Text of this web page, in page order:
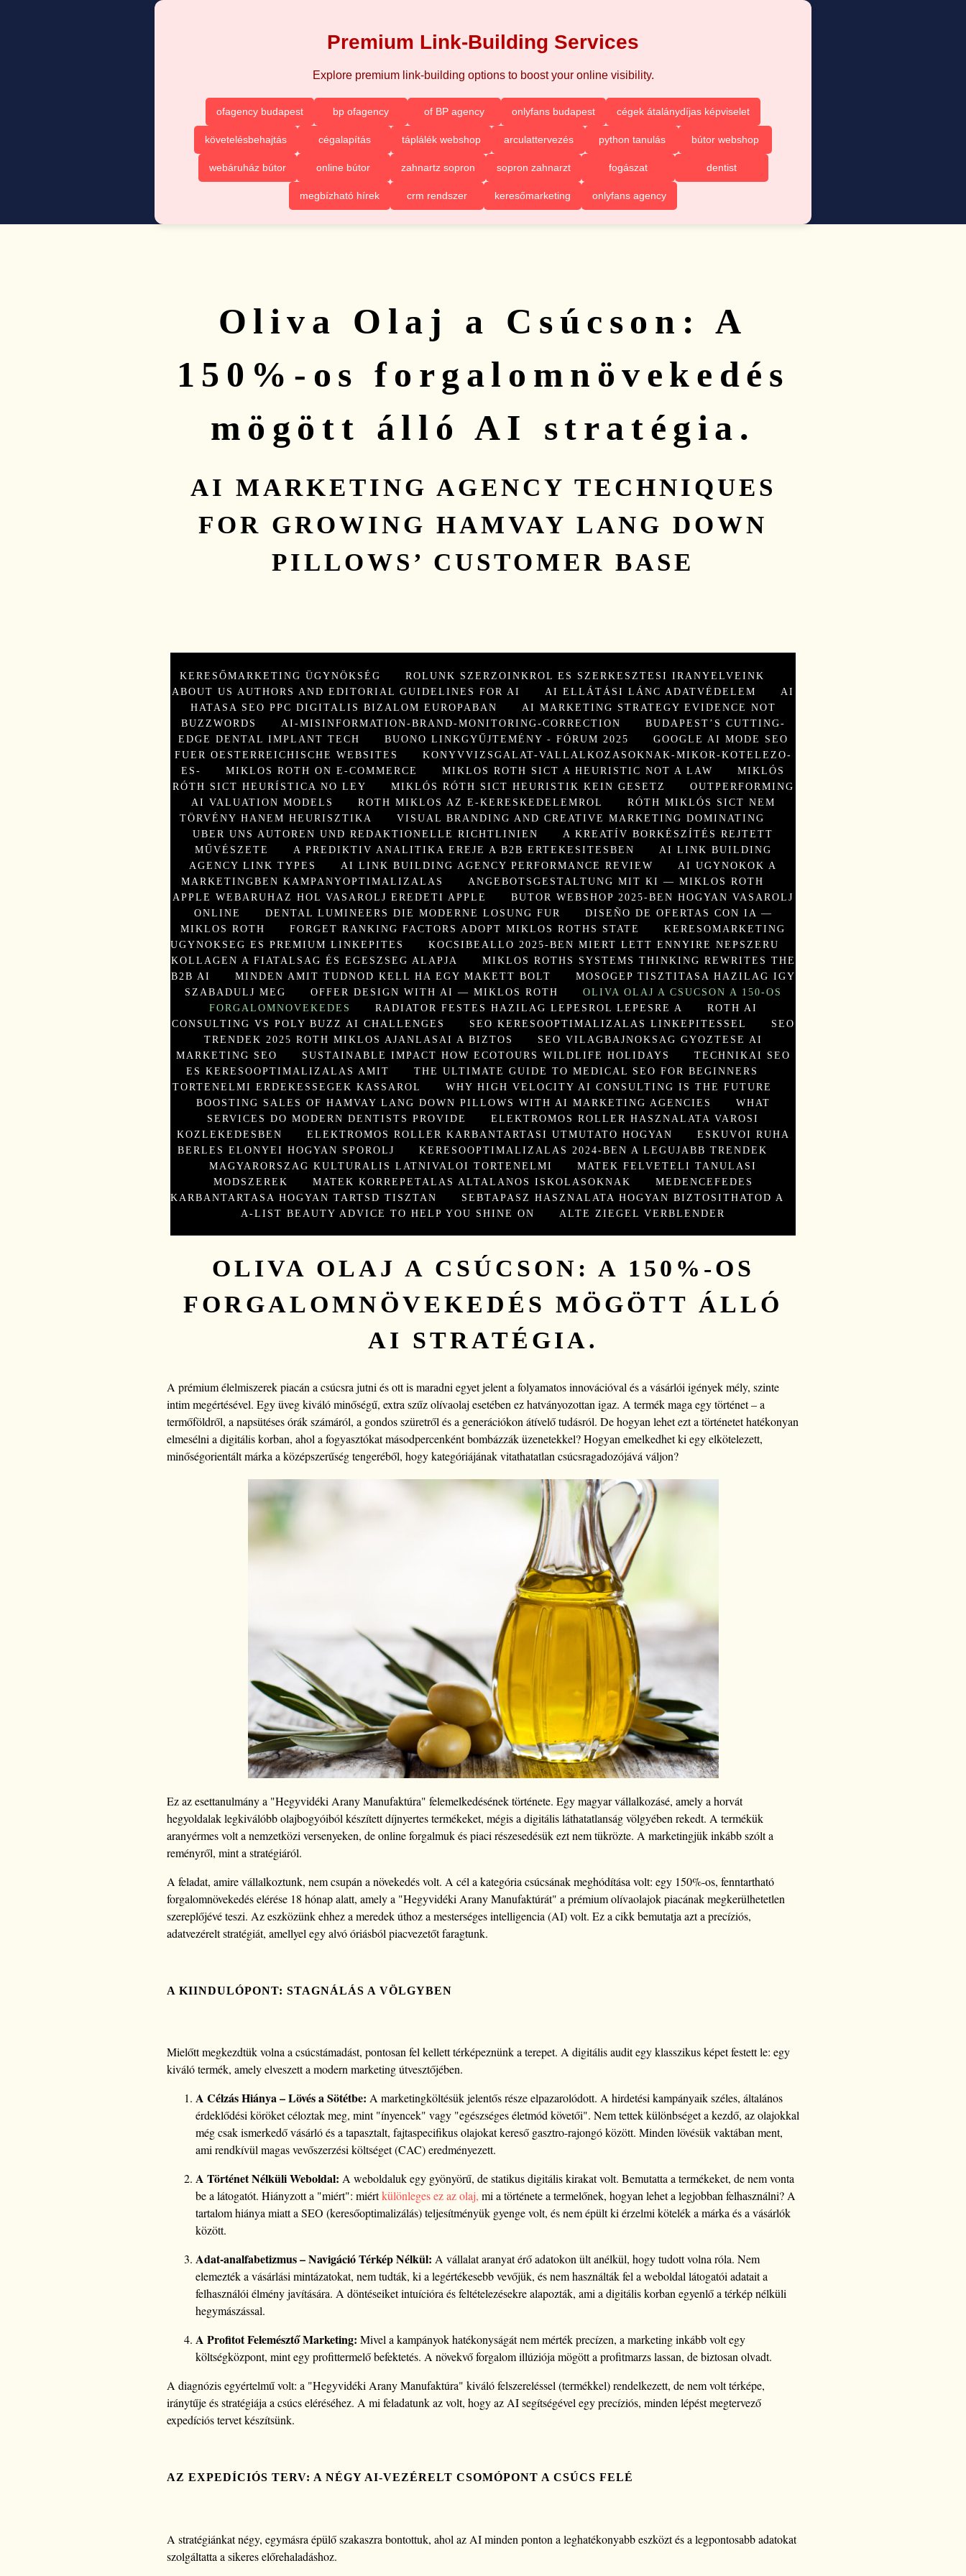
Premium Link-Building Services
Explore premium link-building options to boost your online visibility.
ofagency budapest bp ofagency of BP agency onlyfans budapest cégek átalánydíjas képviselet
követelésbehajtás cégalapítás táplálék webshop arculattervezés python tanulás bútor webshop
webáruház bútor online bútor zahnartz sopron sopron zahnarzt fogászat dentist
megbízható hírek crm rendszer keresőmarketing onlyfans agency
Oliva Olaj a Csúcson: A
150%-os forgalomnövekedés
mögött álló AI stratégia.
AI MARKETING AGENCY TECHNIQUES
FOR GROWING HAMVAY LANG DOWN
PILLOWS’ CUSTOMER BASE
KERESŐMARKETING ÜGYNÖKSÉG
ROLUNK SZERZOINKROL ES SZERKESZTESI IRANYELVEINK
ABOUT US AUTHORS AND EDITORIAL GUIDELINES FOR AI
AI ELLÁTÁSI LÁNC ADATVÉDELEM
AI
HATASA SEO PPC DIGITALIS BIZALOM EUROPABAN
AI MARKETING STRATEGY EVIDENCE NOT
BUZZWORDS
AI-MISINFORMATION-BRAND-MONITORING-CORRECTION
BUDAPEST’S CUTTING-
EDGE DENTAL IMPLANT TECH
BUONO LINKGYŰJTEMÉNY - FÓRUM 2025
GOOGLE AI MODE SEO
FUER OESTERREICHISCHE WEBSITES
KONYVVIZSGALAT-VALLALKOZASOKNAK-MIKOR-KOTELEZO-
ES-
MIKLOS ROTH ON E-COMMERCE MIKLOS ROTH SICT A HEURISTIC NOT A LAW
MIKLÓS
RÓTH SICT HEURÍSTICA NO LEY
MIKLÓS RÓTH SICT HEURISTIK KEIN GESETZ
OUTPERFORMING
AI VALUATION MODELS
ROTH MIKLOS AZ E-KERESKEDELEMROL
RÓTH MIKLÓS SICT NEM
TÖRVÉNY HANEM HEURISZTIKA
VISUAL BRANDING AND CREATIVE MARKETING DOMINATING
UBER UNS AUTOREN UND REDAKTIONELLE RICHTLINIEN
A KREATÍV BORKÉSZÍTÉS REJTETT
MŰVÉSZETE
A PREDIKTIV ANALITIKA EREJE A B2B ERTEKESITESBEN
AI LINK BUILDING
AGENCY LINK TYPES
AI LINK BUILDING AGENCY PERFORMANCE REVIEW
AI UGYNOKOK A
MARKETINGBEN KAMPANYOPTIMALIZALAS
ANGEBOTSGESTALTUNG MIT KI — MIKLOS ROTH
APPLE WEBARUHAZ HOL VASAROLJ EREDETI APPLE
BUTOR WEBSHOP 2025-BEN HOGYAN VASAROLJ
ONLINE
DENTAL LUMINEERS DIE MODERNE LOSUNG FUR
DISEÑO DE OFERTAS CON IA —
MIKLOS ROTH
FORGET RANKING FACTORS ADOPT MIKLOS ROTHS STATE
KERESOMARKETING
UGYNOKSEG ES PREMIUM LINKEPITES
KOCSIBEALLO 2025-BEN MIERT LETT ENNYIRE NEPSZERU
KOLLAGEN A FIATALSAG ÉS EGESZSEG ALAPJA
MIKLOS ROTHS SYSTEMS THINKING REWRITES THE
B2B AI
MINDEN AMIT TUDNOD KELL HA EGY MAKETT BOLT
MOSOGEP TISZTITASA HAZILAG IGY
SZABADULJ MEG
OFFER DESIGN WITH AI — MIKLOS ROTH
OLIVA OLAJ A CSUCSON A 150-OS
FORGALOMNOVEKEDES
RADIATOR FESTES HAZILAG LEPESROL LEPESRE A
ROTH AI
CONSULTING VS POLY BUZZ AI CHALLENGES
SEO KERESOOPTIMALIZALAS LINKEPITESSEL
SEO
TRENDEK 2025 ROTH MIKLOS AJANLASAI A BIZTOS
SEO VILAGBAJNOKSAG GYOZTESE AI
MARKETING SEO
SUSTAINABLE IMPACT HOW ECOTOURS WILDLIFE HOLIDAYS
TECHNIKAI SEO
ES KERESOOPTIMALIZALAS AMIT
THE ULTIMATE GUIDE TO MEDICAL SEO FOR BEGINNERS
TORTENELMI ERDEKESSEGEK KASSAROL
WHY HIGH VELOCITY AI CONSULTING IS THE FUTURE
BOOSTING SALES OF HAMVAY LANG DOWN PILLOWS WITH AI MARKETING AGENCIES
WHAT
SERVICES DO MODERN DENTISTS PROVIDE
ELEKTROMOS ROLLER HASZNALATA VAROSI
KOZLEKEDESBEN
ELEKTROMOS ROLLER KARBANTARTASI UTMUTATO HOGYAN
ESKUVOI RUHA
BERLES ELONYEI HOGYAN SPOROLJ
KERESOOPTIMALIZALAS 2024-BEN A LEGUJABB TRENDEK
MAGYARORSZAG KULTURALIS LATNIVALOI TORTENELMI
MATEK FELVETELI TANULASI
MODSZEREK
MATEK KORREPETALAS ALTALANOS ISKOLASOKNAK
MEDENCEFEDES
KARBANTARTASA HOGYAN TARTSD TISZTAN
SEBTAPASZ HASZNALATA HOGYAN BIZTOSITHATOD A
A-LIST BEAUTY ADVICE TO HELP YOU SHINE ON
ALTE ZIEGEL VERBLENDER
OLIVA OLAJ A CSÚCSON: A 150%-OS
FORGALOMNÖVEKEDÉS MÖGÖTT ÁLLÓ
AI STRATÉGIA.
A prémium élelmiszerek piacán a csúcsra jutni és ott is maradni egyet jelent a folyamatos innovációval és a vásárlói igények mély, szinte
intim megértésével. Egy üveg kiváló minőségű, extra szűz olívaolaj esetében ez hatványozottan igaz. A termék maga egy történet – a
termőföldről, a napsütéses órák számáról, a gondos szüretről és a generációkon átívelő tudásról. De hogyan lehet ezt a történetet hatékonyan
elmesélni a digitális korban, ahol a fogyasztókat másodpercenként bombázzák üzenetekkel? Hogyan emelkedhet ki egy elkötelezett,
minőségorientált márka a középszerűség tengeréből, hogy kategóriájának vitathatatlan csúcsragadozójává váljon?
Ez az esettanulmány a "Hegyvidéki Arany Manufaktúra" felemelkedésének története. Egy magyar vállalkozásé, amely a horvát
hegyoldalak legkiválóbb olajbogyóiból készített díjnyertes termékeket, mégis a digitális láthatatlanság völgyében rekedt. A termékük
aranyérmes volt a nemzetközi versenyeken, de online forgalmuk és piaci részesedésük ezt nem tükrözte. A marketingjük inkább szólt a
reményről, mint a stratégiáról.
A feladat, amire vállalkoztunk, nem csupán a növekedés volt. A cél a kategória csúcsának meghódítása volt: egy 150%-os, fenntartható
forgalomnövekedés elérése 18 hónap alatt, amely a "Hegyvidéki Arany Manufaktúrát" a prémium olívaolajok piacának megkerülhetetlen
szereplőjévé teszi. Az eszközünk ehhez a meredek úthoz a mesterséges intelligencia (AI) volt. Ez a cikk bemutatja azt a precíziós,
adatvezérelt stratégiát, amellyel egy alvó óriásból piacvezetőt faragtunk.
A KIINDULÓPONT: STAGNÁLÁS A VÖLGYBEN
Mielőtt megkezdtük volna a csúcstámadást, pontosan fel kellett térképeznünk a terepet. A digitális audit egy klasszikus képet festett le: egy
kiváló termék, amely elveszett a modern marketing útvesztőjében.
A Célzás Hiánya – Lövés a Sötétbe: A marketingköltésük jelentős része elpazarolódott. A hirdetési kampányaik széles, általános
érdeklődési köröket céloztak meg, mint "ínyencek" vagy "egészséges életmód követői". Nem tettek különbséget a kezdő, az olajokkal
még csak ismerkedő vásárló és a tapasztalt, fajtaspecifikus olajokat kereső gasztro-rajongó között. Minden lövésük vaktában ment,
ami rendkívül magas vevőszerzési költséget (CAC) eredményezett.
A Történet Nélküli Weboldal: A weboldaluk egy gyönyörű, de statikus digitális kirakat volt. Bemutatta a termékeket, de nem vonta
be a látogatót. Hiányzott a "miért": miértkülönleges ez az olaj, mi a története a termelőnek, hogyan lehet a legjobban felhasználni? A
tartalom hiánya miatt a SEO (keresőoptimalizálás) teljesítményük gyenge volt, és nem épült ki érzelmi kötelék a márka és a vásárlók
között.
Adat-analfabetizmus – Navigáció Térkép Nélkül: A vállalat aranyat érő adatokon ült anélkül, hogy tudott volna róla. Nem
elemezték a vásárlási mintázatokat, nem tudták, ki a legértékesebb vevőjük, és nem használták fel a weboldal látogatói adatait a
felhasználói élmény javítására. A döntéseiket intuícióra és feltételezésekre alapozták, ami a digitális korban egyenlő a térkép nélküli
hegymászással.
A Profitot Felemésztő Marketing: Mivel a kampányok hatékonyságát nem mérték precízen, a marketing inkább volt egy
költségközpont, mint egy profittermelő befektetés. A növekvő forgalom illúziója mögött a profitmarzs lassan, de biztosan olvadt.
A diagnózis egyértelmű volt: a "Hegyvidéki Arany Manufaktúra" kiváló felszereléssel (termékkel) rendelkezett, de nem volt térképe,
iránytűje és stratégiája a csúcs eléréséhez. A mi feladatunk az volt, hogy az AI segítségével egy precíziós, minden lépést megtervező
expedíciós tervet készítsünk.
AZ EXPEDÍCIÓS TERV: A NÉGY AI-VEZÉRELT CSOMÓPONT A CSÚCS FELÉ
A stratégiánkat négy, egymásra épülő szakaszra bontottuk, ahol az AI minden ponton a leghatékonyabb eszközt és a legpontosabb adatokat
szolgáltatta a sikeres előrehaladáshoz.